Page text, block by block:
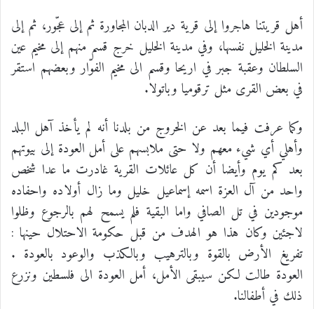
أهل قريتنا هاجروا إلى قرية دير الدبان المجاورة ثم إلى عجّور، ثم إلى
مدينة الخليل نفسها، وفي مدينة الخليل خرج قسم منهم إلى مخيم عين
السلطان وعقبة جبر في اريحا وقسم الى مخيم الفوّار وبعضهم استقر
في بعض القرى مثل ترقوميا وباتولا.
وكما عرفت فيما بعد عن الخروج من بلدنا أنه لم يأخذ آهل البلد
وأهلي أي شيء معهم ولا حتى ملابسهم على أمل العودة إلى بيوتهم
بعد كم يوم وأيضا أن كل عائلات القرية غادرت ما عدا شخص
واحد من آل العزة اسمه إسماعيل خليل وما زال أولاده واحفاده
موجودين في تل الصافي واما البقية فلم يسمح لهم بالرجوع وظلوا
لاجئين وكان هذا هو الهدف من قبل حكومة الاحتلال حينها :
تفريغ الأرض بالقوة وبالترهيب وبالكذب والوعود بالعودة .
العودة طالت لكن سيبقى الأمل، أمل العودة الى فلسطين ونزرع
ذلك في أطفالنا.